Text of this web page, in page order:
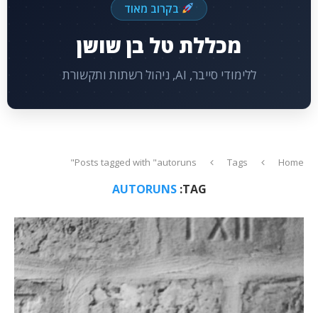
בקרוב מאוד
מכללת טל בן שושן
ללימודי סייבר, AI, ניהול רשתות ותקשורת
Home
Tags
Posts tagged with "autoruns"
TAG:
AUTORUNS